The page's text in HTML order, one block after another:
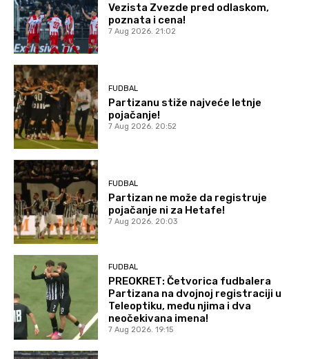
Vezista Zvezde pred odlaskom,
poznata i cena!
7 Aug 2026. 21:02
FUDBAL
Partizanu stiže najveće letnje
pojačanje!
7 Aug 2026. 20:52
FUDBAL
Partizan ne može da registruje
pojačanje ni za Hetafe!
7 Aug 2026. 20:03
FUDBAL
PREOKRET: Četvorica fudbalera
Partizana na dvojnoj registraciji u
Teleoptiku, među njima i dva
neočekivana imena!
7 Aug 2026. 19:15